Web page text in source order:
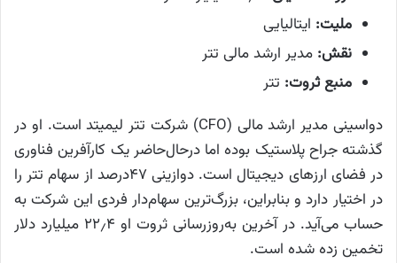
ملیت: ایتالیایی
نقش: مدیر ارشد مالی تتر
منبع ثروت: تتر
دواسینی مدیر ارشد مالی (CFO) شرکت تتر لیمیتد است. او در
گذشته جراح پلاستیک بوده اما درحال‌حاضر یک کارآفرین فناوری
در فضای ارزهای دیجیتال است. دوازینی ۴۷درصد از سهام تتر را
در اختیار دارد و بنابراین، بزرگ‌ترین سهام‌دار فردی این شرکت به
حساب می‌آید. در آخرین به‌روزرسانی ثروت او ۲۲٫۴ میلیارد دلار
تخمین زده شده است.